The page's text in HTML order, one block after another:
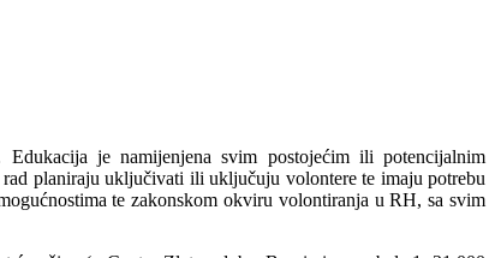
je namijenjena svim postojećim ili potencijalnim
planiraju uključivati ili uključuju volontere te imaju potrebu
te zakonskom okviru volontiranja u RH, sa svim